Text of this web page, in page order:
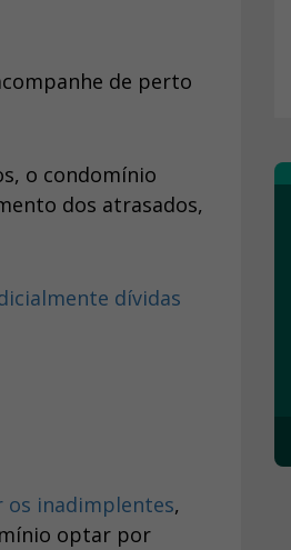
de perto
o condomínio
dos atrasados,
inadimplentes,
optar por